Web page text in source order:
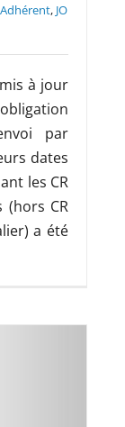
, JO
à jour
par
dates
les CR
(hors CR
a été